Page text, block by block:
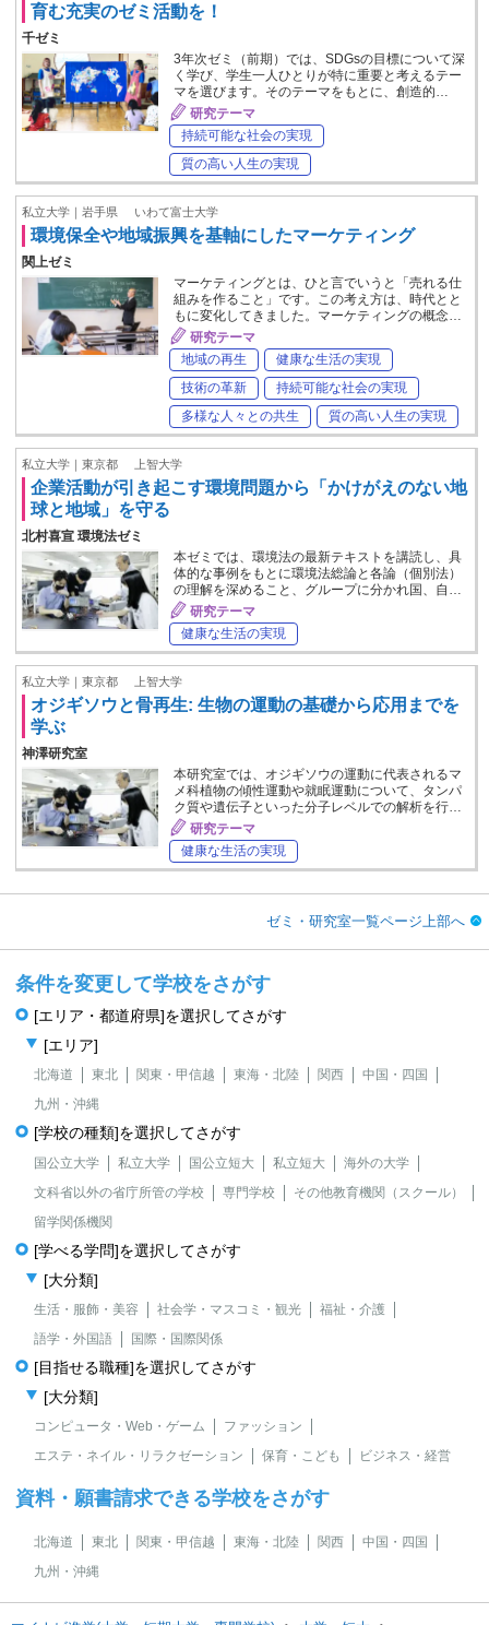
育む充実のゼミ活動を！
千ゼミ
3年次ゼミ（前期）では、SDGsの目標について深
く学び、学生一人ひとりが特に重要と考えるテー
マを選びます。そのテーマをもとに、創造的…
研究テーマ
持続可能な社会の実現
質の高い人生の実現
私立大学｜岩手県 いわて富士大学
環境保全や地域振興を基軸にしたマーケティング
関上ゼミ
マーケティングとは、ひと言でいうと「売れる仕
組みを作ること」です。この考え方は、時代とと
もに変化してきました。マーケティングの概念…
研究テーマ
地域の再生
健康な生活の実現
技術の革新
持続可能な社会の実現
多様な人々との共生
質の高い人生の実現
私立大学｜東京都 上智大学
企業活動が引き起こす環境問題から「かけがえのない地
球と地域」を守る
北村喜宣 環境法ゼミ
本ゼミでは、環境法の最新テキストを講読し、具
体的な事例をもとに環境法総論と各論（個別法）
の理解を深めること、グループに分かれ国、自…
研究テーマ
健康な生活の実現
私立大学｜東京都 上智大学
オジギソウと骨再生: 生物の運動の基礎から応用までを
学ぶ
神澤研究室
本研究室では、オジギソウの運動に代表されるマ
メ科植物の傾性運動や就眠運動について、タンパ
ク質や遺伝子といった分子レベルでの解析を行…
研究テーマ
健康な生活の実現
ゼミ・研究室一覧ページ上部へ
条件を変更して学校をさがす
[エリア・都道府県]を選択してさがす
[エリア]
北海道 東北 関東・甲信越 東海・北陸 関西
中国・四国
九州・沖縄
[学校の種類]を選択してさがす
国公立大学 私立大学 国公立短大 私立短大
海外の大学
文科省以外の省庁所管の学校
専門学校
その他教育機関（スクール）
留学関係機関
[学べる学問]を選択してさがす
[大分類]
生活・服飾・美容 社会学・マスコミ・観光
福祉・介護
語学・外国語
国際・国際関係
[目指せる職種]を選択してさがす
[大分類]
コンピュータ・Web・ゲーム
ファッション
エステ・ネイル・リラクゼーション
保育・こども ビジネス・経営
資料・願書請求できる学校をさがす
北海道 東北 関東・甲信越 東海・北陸 関西
中国・四国
九州・沖縄